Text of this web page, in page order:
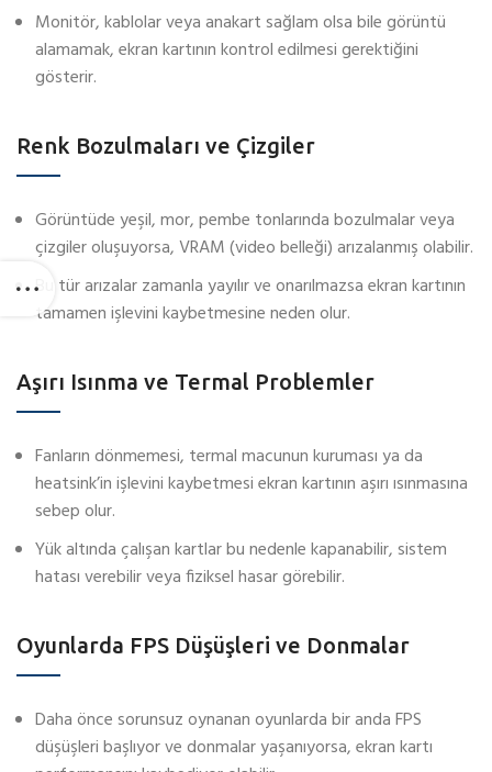
Monitör, kablolar veya anakart sağlam olsa bile görüntü
alamamak, ekran kartının kontrol edilmesi gerektiğini
gösterir.
Renk Bozulmaları ve Çizgiler
Görüntüde yeşil, mor, pembe tonlarında bozulmalar veya
çizgiler oluşuyorsa, VRAM (video belleği) arızalanmış olabilir.
Bu tür arızalar zamanla yayılır ve onarılmazsa ekran kartının
tamamen işlevini kaybetmesine neden olur.
Aşırı Isınma ve Termal Problemler
Fanların dönmemesi, termal macunun kuruması ya da
heatsink’in işlevini kaybetmesi ekran kartının aşırı ısınmasına
sebep olur.
Yük altında çalışan kartlar bu nedenle kapanabilir, sistem
hatası verebilir veya fiziksel hasar görebilir.
Oyunlarda FPS Düşüşleri ve Donmalar
Daha önce sorunsuz oynanan oyunlarda bir anda FPS
düşüşleri başlıyor ve donmalar yaşanıyorsa, ekran kartı